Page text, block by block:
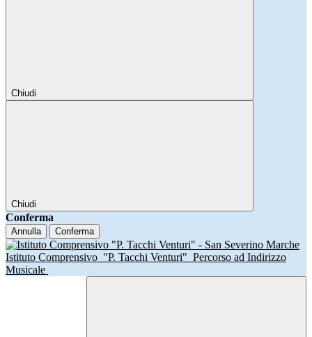
Chiudi
Chiudi
Conferma
Annulla Conferma
Istituto Comprensivo "P. Tacchi Venturi" Percorso ad Indirizzo
Musicale